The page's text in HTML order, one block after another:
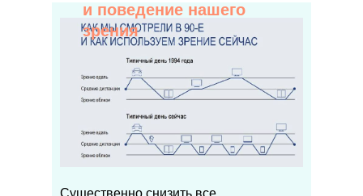
и поведение нашего
зрения
Существенно снизить все